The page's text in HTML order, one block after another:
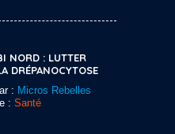
NORD : LUTTER
DRÉPANOCYTOSE
: Micros Rebelles
: Santé